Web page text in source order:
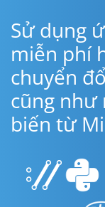
Sử dụng
miễn phí
chuyển
cũng như
biến từ